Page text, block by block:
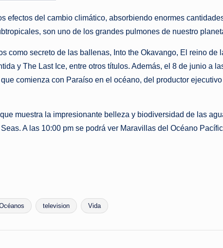
efectos del cambio climático, absorbiendo enormes
son uno de los grandes pulmones de nuestro
como secreto de las ballenas, Into the Okavango, El reino
y The Last Ice, entre otros títulos. Además, el 8 de junio a
comienza con Paraíso en el océano, del productor
muestra la impresionante belleza y biodiversidad de las
A las 10:00 pm se podrá ver Maravillas del Océano
television Vida